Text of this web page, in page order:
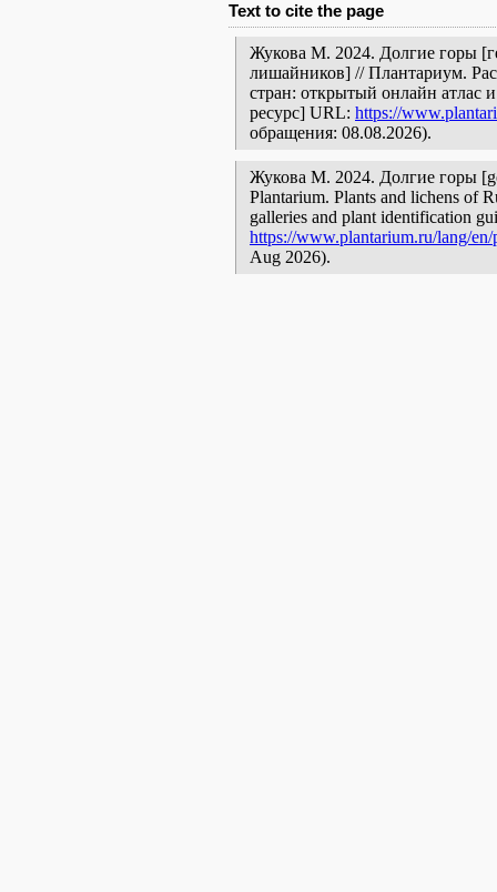
Text to cite the page
Жукова М. 2024. Долгие горы
лишайников] // Плантариум.
стран: открытый онлайн атлас
ресурс] URL: https://
обращения: 08.08.2026).
Жукова М. 2024. Долгие горы
Plantarium. Plants and lichens of
galleries and plant identification
https://www.plantarium.ru/lang/
Aug 2026).